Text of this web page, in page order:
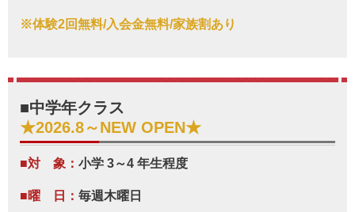
※体験2回無料/入会金無料/家族割あり
■中学年クラス
★2026.8～NEW OPEN★
■対 象： 小学 3～4 年生程度
■曜 日： 毎週木曜日